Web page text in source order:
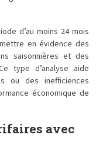
d’au moins 24 mois
en évidence des
saisonnières et des
type d’analyse aide
ou des inefficiences
économique de
avec